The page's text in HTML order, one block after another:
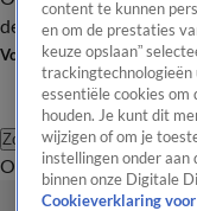
de redactieNieuwsbrief
Volg Shownieuws
Zoeken
Overzicht
content te kunnen
en om de prestaties
keuze opslaan”
trackingtechnologieën
essentiële cookies
houden. Je kunt dit
wijzigen of om je
instellingen onder aan
binnen onze Digitale
Cookieverklaring